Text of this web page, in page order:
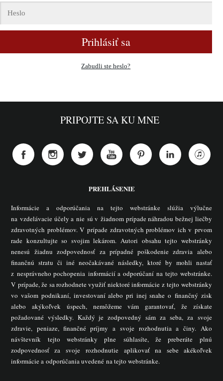
Prihlásiť sa
Zabudli ste heslo?
PRIPOJTE SA KU MNE
PREHLÁSENIE
Informácie a odporúčania na tejto webstránke slúžia výlučne
na vzdelávacie účely a nie sú v žiadnom prípade náhradou bežnej liečby
zdravotných problémov. V prípade zdravotných problémov ich v prvom
rade konzultujte so svojim lekárom. Autori obsahu tejto webstránky
nenesú žiadnu zodpovednosť za prípadné poškodenie zdravia alebo
finančnú stratu či iné neočakávané následky, ktoré by mohli nastať
z nesprávneho pochopenia informácií a odporúčaní na tejto webstránke.
V prípade, že sa rozhodnete využiť niektoré informácie z tejto webstránky
vo vašom podnikaní, investovaní alebo pri inej snahe o finančný zisk
alebo akýkoľvek úspech, nemôžeme vám garantovať, že získate
požadované výsledky. Každý je zodpovedný sám za seba, za svoje
zdravie, peniaze, finančné príjmy a svoje rozhodnutia a činy. Ako
návštevník tejto webstránky plne súhlasíte, že preberáte plnú
zodpovednosť za svoje rozhodnutie aplikovať na sebe akékoľvek
informácie a odporúčania uvedené na tejto webstránke.